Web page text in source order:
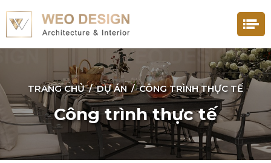
TRANG CHỦ / DỰ ÁN / CÔNG TRÌNH THỰC TẾ
Công trình thực tế